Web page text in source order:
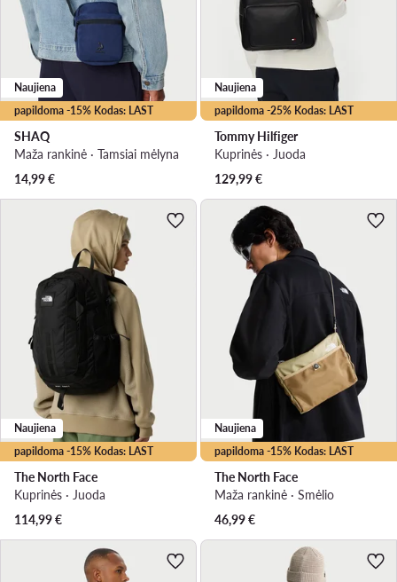
papildoma -15% Kodas: LAST
Naujiena
SHAQ
Maža rankinė · Tamsiai mėlyna
14,99€
papildoma -25% Kodas: LAST
Naujiena
Tommy Hilfiger
Kuprinės · Juoda
129,99€
papildoma -15% Kodas: LAST
Naujiena
The North Face
Kuprinės · Juoda
114,99€
papildoma -15% Kodas: LAST
Naujiena
The North Face
Maža rankinė · Smėlio
46,99€